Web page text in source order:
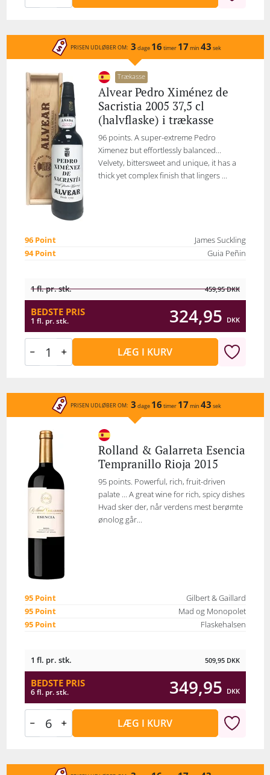
PRISEN UDLØBER OM: 3 dage 16 timer 17 min 43 sek
Trækasse
Alvear Pedro Ximénez de
Sacristia 2005 37,5 cl
(halvflaske) i trækasse
96 points. A super-extreme Pedro
Ximenez but effortlessly balanced...
Velvety, bittersweet and unique, it has a
thick yet complex finish that lingers ...
96 Point
James Suckling
94 Point
Guia Peñin
1 fl. pr. stk. 459,95DKK
BEDSTE PRIS
1 fl. pr. stk. 324,95 DKK
LÆG I KURV
PRISEN UDLØBER OM: 3 dage 16 timer 17 min 43 sek
Rolland & Galarreta Esencia
Tempranillo Rioja 2015
95 points. Powerful, rich, fruit-driven
palate ... A great wine for rich, spicy dishes
Hvad sker der, når verdens mest berømte
ønolog går...
95 Point
Gilbert & Gaillard
95 Point
Mad og Monopolet
95 Point
Flaskehalsen
1 fl. pr. stk. 509,95 DKK
BEDSTE PRIS
6 fl. pr. stk. 349,95 DKK
LÆG I KURV